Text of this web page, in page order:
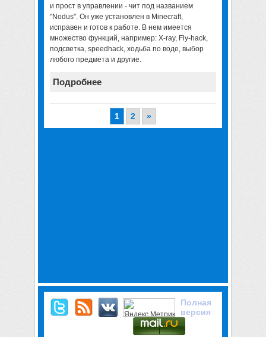
и прост в управлении - чит под названием
"Nodus". Он уже установлен в Minecraft,
исправен и готов к работе. В нем имеется
множество функций, например: X-ray, Fly-hack,
подсветка, speedhack, ходьба по воде, выбор
любого предмета и другие.
Подробнее
1 2 »
Полная
версия